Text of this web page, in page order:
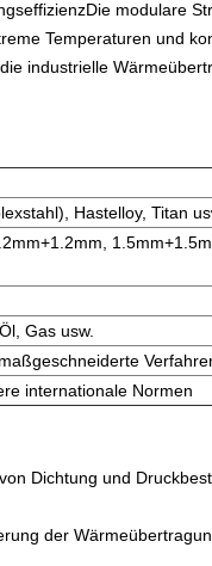
modulare
Temperaturen und
industrielle
Hastelloy, Titan
Gas usw.
internationale Normen
Dichtung und
der